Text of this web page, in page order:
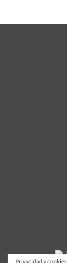
Privacidad y